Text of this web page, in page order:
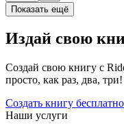
Показать ещё
Издай свою
Создай свою книгу с
просто, как раз, два, три!
Создать книгу бесплатно
Наши услуги